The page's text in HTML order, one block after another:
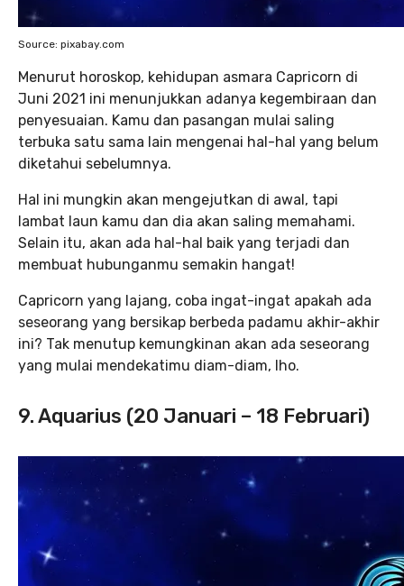
Source: pixabay.com
Menurut horoskop, kehidupan asmara Capricorn di
Juni 2021 ini menunjukkan adanya kegembiraan dan
penyesuaian. Kamu dan pasangan mulai saling
terbuka satu sama lain mengenai hal-hal yang belum
diketahui sebelumnya.
Hal ini mungkin akan mengejutkan di awal, tapi
lambat laun kamu dan dia akan saling memahami.
Selain itu, akan ada hal-hal baik yang terjadi dan
membuat hubunganmu semakin hangat!
Capricorn yang lajang, coba ingat-ingat apakah ada
seseorang yang bersikap berbeda padamu akhir-akhir
ini? Tak menutup kemungkinan akan ada seseorang
yang mulai mendekatimu diam-diam, lho.
9. Aquarius (20 Januari – 18 Februari)